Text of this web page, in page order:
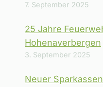
7. September 2025
25 Jahre
Hohenaverbergen
3. September 2025
Neuer